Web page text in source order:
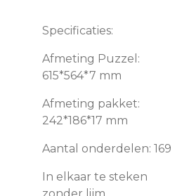
Specificaties:
Afmeting Puzzel:
615*564*7 mm
Afmeting pakket:
242*186*17 mm
Aantal onderdelen: 169
In elkaar te steken